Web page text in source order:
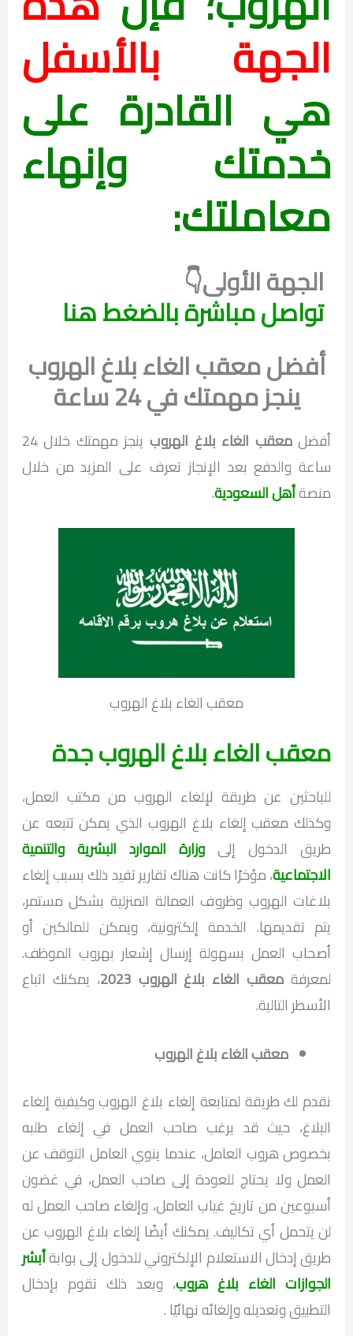
الجهة بالأسفل
هي القادرة على
خدمتك وإنهاء
معاملتك:
الجهة الأولى👇
تواصل مباشرة بالضغط هنا
أفضل معقب الغاء بلاغ الهروب
ينجز مهمتك في 24 ساعة
أفضلمعقب الغاء بلاغ الهروب
ينجز مهمتك خلال 24
ساعة والدفع بعد الإنجاز تعرف على المزيد من خلال
منصةأهل السعودية.
معقب الغاء بلاغ الهروب
معقب الغاء بلاغ الهروب جدة
للباحثين عن طريقة لإلغاء الهروب من مكتب العمل،
وكذلك معقب إلغاء بلاغ الهروب الذي يمكن تتبعه عن
طريق الدخول إلى وزارة الموارد البشرية والتنمية
الاجتماعية، مؤخرًا كانت هناك تقارير تفيد ذلك بسبب إلغاء
بلاغات الهروب وظروف العمالة المنزلية بشكل مستمر،
يتم تقديمها. الخدمة إلكترونية، ويمكن للمالكين أو
أصحاب العمل بسهولة إرسال إشعار بهروب الموظف.
لمعرفة معقب الغاء بلاغ الهروب 2023
، يمكنك اتباع
الأسطر التالية.
معقب الغاء بلاغ الهروب
نقدم لك طريقة لمتابعة إلغاء بلاغ الهروب وكيفية إلغاء
البلاغ، حيث قد يرغب صاحب العمل في إلغاء طلبه
بخصوص هروب العامل، عندما ينوي العامل التوقف عن
العمل ولا يحتاج للعودة إلى صاحب العمل، في غضون
أسبوعين من تاريخ غياب العامل، وإلغاء صاحب العمل له
لن يتحمل أي تكاليف. يمكنك أيضًا إلغاء بلاغ الهروب عن
طريق إدخال الاستعلام الإلكتروني للدخول إلى بوابةأبشر
الجوازات الغاء بلاغ هروب، وبعد ذلك تقوم بإدخال
التطبيق وتعديله وإلغائه نهائيًا .